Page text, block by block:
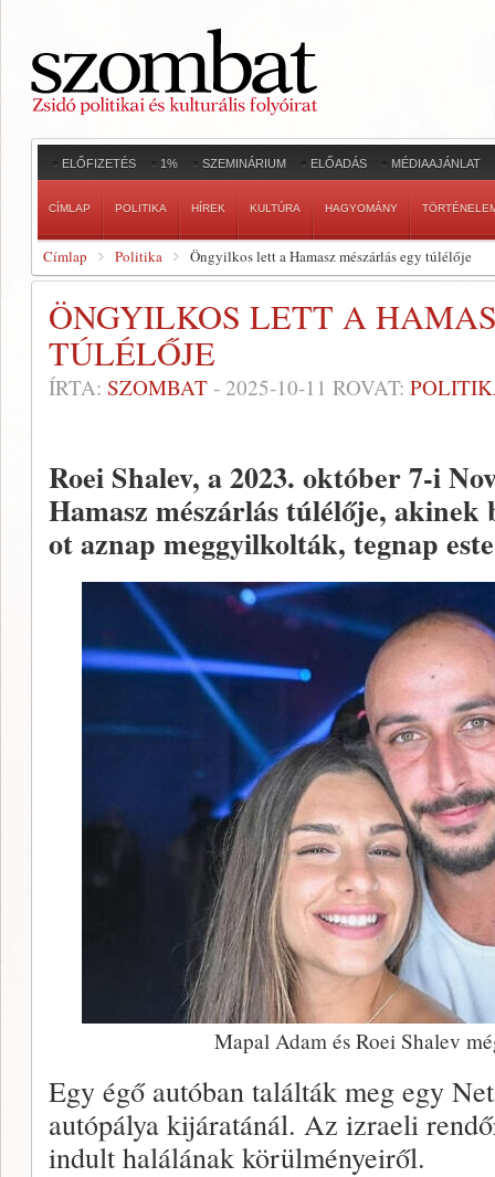
ELŐFIZETÉS 1% SZEMINÁRIUM ELŐADÁS MÉDIAAJÁNLAT
CÍMLAP POLITIKA HÍREK KULTÚRA HAGYOMÁNY
Címlap Politika Öngyilkos lett a Hamasz mészárlás egy túlélője
ÖNGYILKOS LETT A
TÚLÉLŐJE
ÍRTA: SZOMBAT - 2025-10-11 ROVAT:
Roei Shalev, a 2023. október 7-i
Hamasz mészárlás túlélője,
ot aznap meggyilkolták, tegnap
Mapal Adam és Roei Shalev
Egy égő autóban találták meg egy
autópálya kijáratánál. Az izraeli
indult halálának körülményeiről.